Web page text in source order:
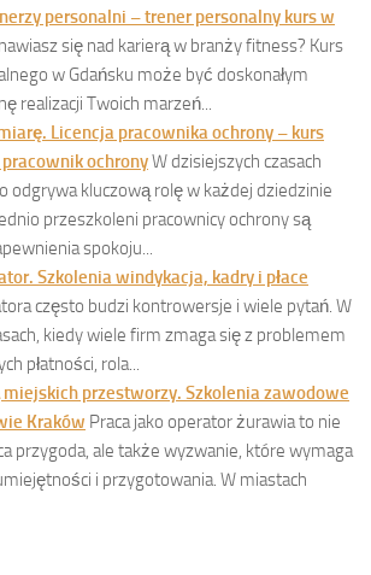
personalni – trener personalny kurs w
się nad karierą w branży fitness? Kurs
w Gdańsku może być doskonałym
realizacji Twoich marzeń...
Licencja pracownika ochrony – kurs
ochronyW dzisiejszych czasach
odgrywa kluczową rolę w każdej dziedzinie
przeszkoleni pracownicy ochrony są
spokoju...
Szkolenia windykacja, kadry i płace
często budzi kontrowersje i wiele pytań. W
kiedy wiele firm zmaga się z problemem
płatności, rola...
miejskich przestworzy. Szkolenia zawodowe
Kraków Praca jako operator żurawia to nie
przygoda, ale także wyzwanie, które wymaga
i przygotowania. W miastach